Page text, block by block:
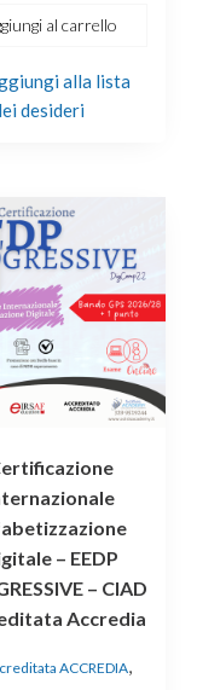
al carrello
alla lista
desideri
– EEDP
– CIAD
Accredia
ACCREDIA